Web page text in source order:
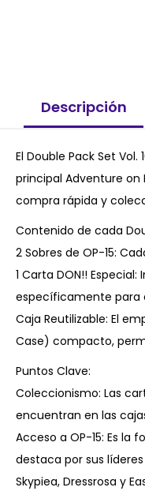
Descripción
El Double Pack Set
principal Adventure on
compra rápida y
Contenido de cada
2 Sobres de OP-15:
1 Carta DON!!
específicamente para
Caja Reutilizable: El
Case) compacto,
Puntos Clave:
Coleccionismo: Las
encuentran en las
Acceso a OP-15: Es
destaca por sus
Skypiea, Dressrosa y